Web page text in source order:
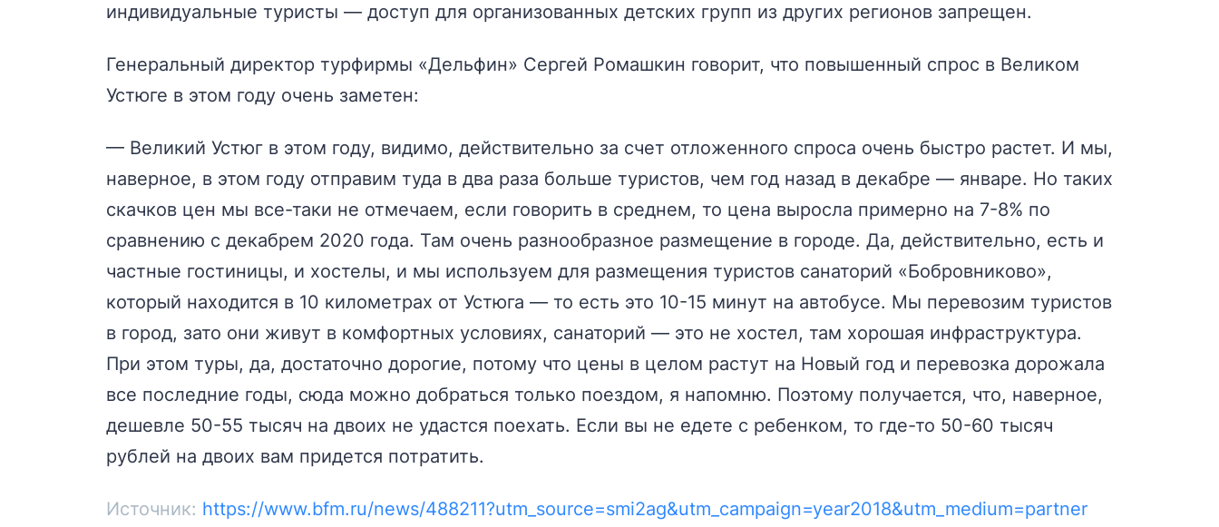
индивидуальные туристы — доступ для организованных детских групп из других регионов запрещен.
Генеральный директор турфирмы «Дельфин» Сергей Ромашкин говорит, что повышенный спрос в Великом
Устюге в этом году очень заметен:
— Великий Устюг в этом году, видимо, действительно за счет отложенного спроса очень быстро растет. И мы,
наверное, в этом году отправим туда в два раза больше туристов, чем год назад в декабре — январе. Но таких
скачков цен мы все-таки не отмечаем, если говорить в среднем, то цена выросла примерно на 7-8% по
сравнению с декабрем 2020 года. Там очень разнообразное размещение в городе. Да, действительно, есть и
частные гостиницы, и хостелы, и мы используем для размещения туристов санаторий «Бобровниково»,
который находится в 10 километрах от Устюга — то есть это 10-15 минут на автобусе. Мы перевозим туристов
в город, зато они живут в комфортных условиях, санаторий — это не хостел, там хорошая инфраструктура.
При этом туры, да, достаточно дорогие, потому что цены в целом растут на Новый год и перевозка дорожала
все последние годы, сюда можно добраться только поездом, я напомню. Поэтому получается, что, наверное,
дешевле 50-55 тысяч на двоих не удастся поехать. Если вы не едете с ребенком, то где-то 50-60 тысяч
рублей на двоих вам придется потратить.
Источник: https://www.bfm.ru/news/488211?utm_source=smi2ag&utm_campaign=year2018&utm_medium=partner